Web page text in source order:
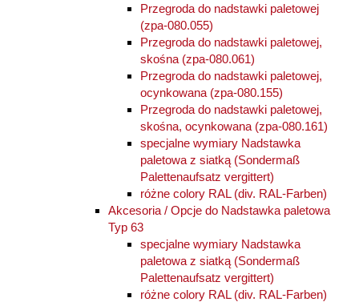
Przegroda do nadstawki paletowej
(zpa-080.055)
Przegroda do nadstawki paletowej,
skośna (zpa-080.061)
Przegroda do nadstawki paletowej,
ocynkowana (zpa-080.155)
Przegroda do nadstawki paletowej,
skośna, ocynkowana (zpa-080.161)
specjalne wymiary Nadstawka
paletowa z siatką (Sondermaß
Palettenaufsatz vergittert)
różne colory RAL (div. RAL-Farben)
Akcesoria / Opcje do Nadstawka paletowa
Typ 63
specjalne wymiary Nadstawka
paletowa z siatką (Sondermaß
Palettenaufsatz vergittert)
różne colory RAL (div. RAL-Farben)